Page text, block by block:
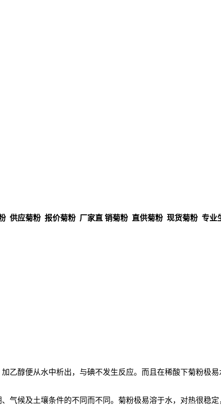
供应菊粉 报价菊粉 厂家直 销菊粉 直供菊粉 现货菊粉 专
乙醇便从水中析出，与碘不发生反应。而且在稀酸下菊粉极
气候及土壤条件的不同而不同。菊粉极易溶于水，对热很稳